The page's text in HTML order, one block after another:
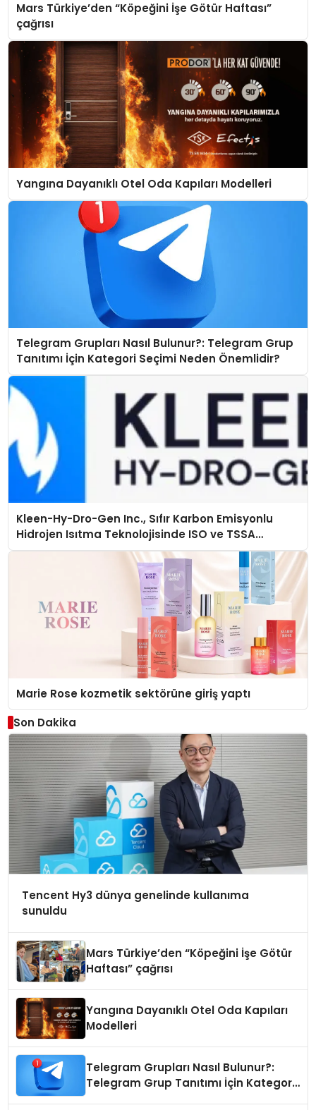
Mars Türkiye’den “Köpeğini İşe Götür Haftası”
çağrısı
Yangına Dayanıklı Otel Oda Kapıları Modelleri
Telegram Grupları Nasıl Bulunur?: Telegram Grup
Tanıtımı İçin Kategori Seçimi Neden Önemlidir?
Kleen-Hy-Dro-Gen Inc., Sıfır Karbon Emisyonlu
Hidrojen Isıtma Teknolojisinde ISO ve TSSA
Düzenleyici Onaylarını Aldı
Marie Rose kozmetik sektörüne giriş yaptı
Son Dakika
Tencent Hy3 dünya genelinde kullanıma
sunuldu
Mars Türkiye’den “Köpeğini İşe Götür
Haftası” çağrısı
Yangına Dayanıklı Otel Oda Kapıları
Modelleri
Telegram Grupları Nasıl Bulunur?:
Telegram Grup Tanıtımı İçin Kategori